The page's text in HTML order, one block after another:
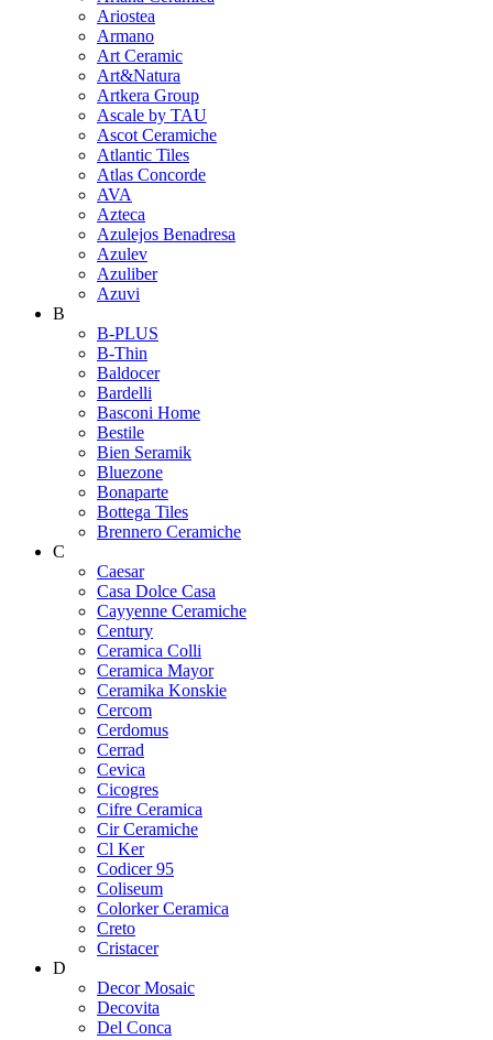
Ariostea
Armano
Art Ceramic
Art&Natura
Artkera Group
Ascale by TAU
Ascot Ceramiche
Atlantic Tiles
Atlas Concorde
AVA
Azteca
Azulejos Benadresa
Azulev
Azuliber
Azuvi
B
B-PLUS
B-Thin
Baldocer
Bardelli
Basconi Home
Bestile
Bien Seramik
Bluezone
Bonaparte
Bottega Tiles
Brennero Ceramiche
C
Caesar
Casa Dolce Casa
Cayyenne Ceramiche
Century
Ceramica Colli
Ceramica Mayor
Ceramika Konskie
Cercom
Cerdomus
Cerrad
Cevica
Cicogres
Cifre Ceramica
Cir Ceramiche
Cl Ker
Codicer 95
Coliseum
Colorker Ceramica
Creto
Cristacer
D
Decor Mosaic
Decovita
Del Conca